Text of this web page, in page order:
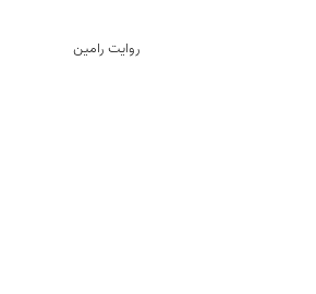
روایت رامین